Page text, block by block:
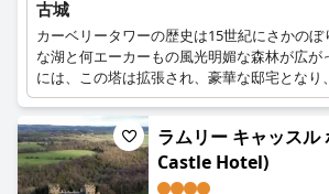
古城
カーベリータワーの歴史は15世紀にさかの
な湖と何エーカーもの風光明媚な森林が広が
には、この塔は拡張され、豪華な邸宅となり
て多くの王室や貴族の住まいとなりました。
バラの田舎城」と呼ばれ、その壮大さと重要
ます。現在、この邸宅は高級ホテルや有名な
され、その歴史的な雰囲気はそのままに、す
の王室待遇を提供しています。
ラムリー キャッス
Castle Hotel)